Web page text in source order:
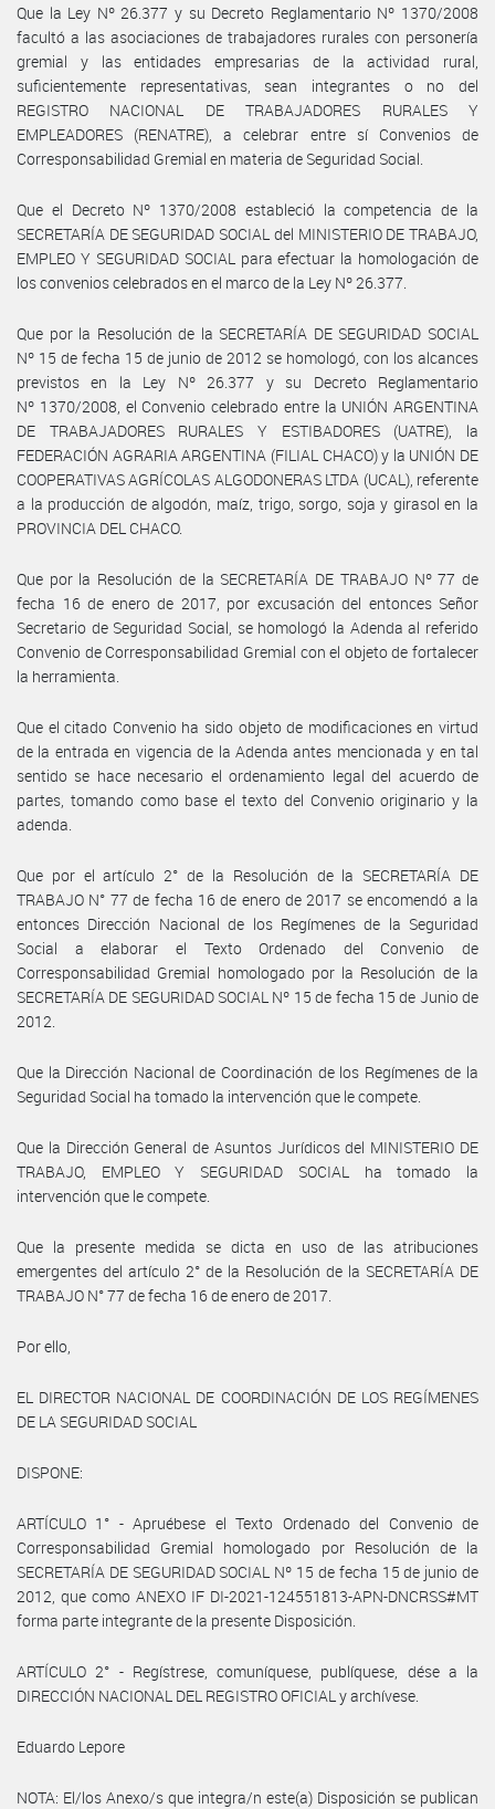
Que la Ley Nº 26.377 y su Decreto Reglamentario Nº 1370/2008
facultó a las asociaciones de trabajadores rurales con personería
gremial y las entidades empresarias de la actividad rural,
suficientemente representativas, sean integrantes o no del
REGISTRO NACIONAL DE TRABAJADORES RURALES Y
EMPLEADORES (RENATRE), a celebrar entre sí Convenios de
Corresponsabilidad Gremial en materia de Seguridad Social.
Que el Decreto Nº 1370/2008 estableció la competencia de la
SECRETARÍA DE SEGURIDAD SOCIAL del MINISTERIO DE TRABAJO,
EMPLEO Y SEGURIDAD SOCIAL para efectuar la homologación de
los convenios celebrados en el marco de la Ley Nº 26.377.
Que por la Resolución de la SECRETARÍA DE SEGURIDAD SOCIAL
Nº 15 de fecha 15 de junio de 2012 se homologó, con los alcances
previstos en la Ley Nº 26.377 y su Decreto Reglamentario
Nº 1370/2008, el Convenio celebrado entre la UNIÓN ARGENTINA
DE TRABAJADORES RURALES Y ESTIBADORES (UATRE), la
FEDERACIÓN AGRARIA ARGENTINA (FILIAL CHACO) y la UNIÓN DE
COOPERATIVAS AGRÍCOLAS ALGODONERAS LTDA (UCAL), referente
a la producción de algodón, maíz, trigo, sorgo, soja y girasol en la
PROVINCIA DEL CHACO.
Que por la Resolución de la SECRETARÍA DE TRABAJO Nº 77 de
fecha 16 de enero de 2017, por excusación del entonces Señor
Secretario de Seguridad Social, se homologó la Adenda al referido
Convenio de Corresponsabilidad Gremial con el objeto de fortalecer
la herramienta.
Que el citado Convenio ha sido objeto de modificaciones en virtud
de la entrada en vigencia de la Adenda antes mencionada y en tal
sentido se hace necesario el ordenamiento legal del acuerdo de
partes, tomando como base el texto del Convenio originario y la
adenda.
Que por el artículo 2° de la Resolución de la SECRETARÍA DE
TRABAJO N° 77 de fecha 16 de enero de 2017 se encomendó a la
entonces Dirección Nacional de los Regímenes de la Seguridad
Social a elaborar el Texto Ordenado del Convenio de
Corresponsabilidad Gremial homologado por la Resolución de la
SECRETARÍA DE SEGURIDAD SOCIAL Nº 15 de fecha 15 de Junio de
2012.
Que la Dirección Nacional de Coordinación de los Regímenes de la
Seguridad Social ha tomado la intervención que le compete.
Que la Dirección General de Asuntos Jurídicos del MINISTERIO DE
TRABAJO, EMPLEO Y SEGURIDAD SOCIAL ha tomado la
intervención que le compete.
Que la presente medida se dicta en uso de las atribuciones
emergentes del artículo 2° de la Resolución de la SECRETARÍA DE
TRABAJO N° 77 de fecha 16 de enero de 2017.
Por ello,
EL DIRECTOR NACIONAL DE COORDINACIÓN DE LOS REGÍMENES
DE LA SEGURIDAD SOCIAL
DISPONE:
ARTÍCULO 1° - Apruébese el Texto Ordenado del Convenio de
Corresponsabilidad Gremial homologado por Resolución de la
SECRETARÍA DE SEGURIDAD SOCIAL Nº 15 de fecha 15 de junio de
2012, que como ANEXO IF DI-2021-124551813-APN-DNCRSS#MT
forma parte integrante de la presente Disposición.
ARTÍCULO 2° - Regístrese, comuníquese, publíquese, dése a la
DIRECCIÓN NACIONAL DEL REGISTRO OFICIAL y archívese.
Eduardo Lepore
NOTA: El/los Anexo/s que integra/n este(a) Disposición se publican